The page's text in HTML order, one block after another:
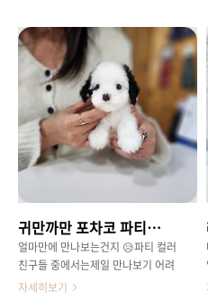
와있어요! 크림,블랙,화이트,레드,파
티,멀컬러 등등 여러 모색 중에서도
은근 만나보기 힘든 ~~ 실버말티푸
분양 아가들거기에 말티즈 외모를 갖
춘 아가라예쁨이 더욱 업 ㅎㅎ아가떄
는 겉털이 실버푸들 처럼블랙이지만
커가면서실버말티푸분양 아가들도눈
가와 입가의 실버 모색으로점점 몸색
상이 변한답니다 개인적으로는 제일
좋아하는말티푸 모색상 이기도 해요!
똘망한 눈빛에짧은 머즐과 체형 컸
을때도 예쁠 실버말티푸분양 공주님
말티즈와 푸들의 좋은 장점만 물려받
아말티푸는 어느 환경에서든키우실
수 있는 반려견 이랍니다!믹스견이라
고 무시받던 옛날과 달리요즘은 오히
귀만까만 포차코 파티말티푸분양 심쿵비쥬얼
얼마만에 만나보는건지 😥파티 컬러
친구들 중에서는제일 만나보기 어려
운 스타일귀에만 색이 있는 친구들ㅎ
자세히보기